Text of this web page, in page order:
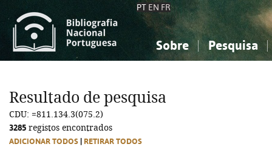
PT EN FR
Sobre Pesquisa
Ciências sociais...
Ciências sociais...
Resultado de pesquisa
CDU: =811.134.3(075.2)
3285 registos encontrados
ADICIONAR TODOS RETIRAR TODOS